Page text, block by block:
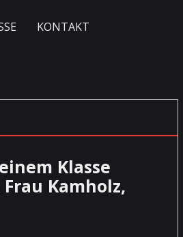
KONTAKT
Klasse
Kamholz,